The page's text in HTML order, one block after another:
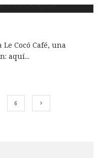
Cocó Café, una
aquí...
6